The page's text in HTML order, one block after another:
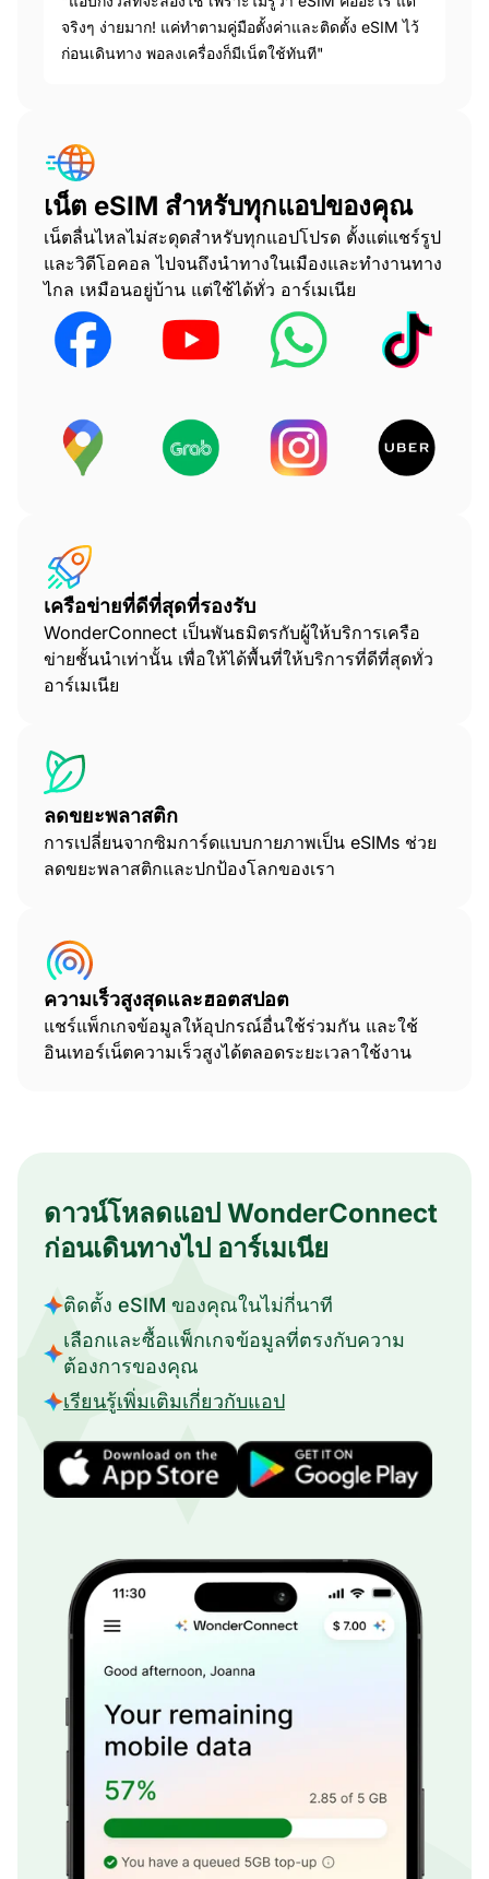
จริงๆ ง่ายมาก! แค่ทำตามคู่มือตั้งค่าและติดตั้ง eSIM ไว้
ก่อนเดินทาง พอลงเครื่องก็มีเน็ตใช้ทันที"
เน็ต eSIM สำหรับทุกแอปของคุณ
เน็ตลื่นไหลไม่สะดุดสำหรับทุกแอปโปรด ตั้งแต่แชร์รูป
และวิดีโอคอล ไปจนถึงนำทางในเมืองและทำงานทาง
ไกล เหมือนอยู่บ้าน แต่ใช้ได้ทั่ว อาร์เมเนีย
เครือข่ายที่ดีที่สุดที่รองรับ
WonderConnect เป็นพันธมิตรกับผู้ให้บริการเครือ
ข่ายชั้นนำเท่านั้น เพื่อให้ได้พื้นที่ให้บริการที่ดีที่สุดทั่ว
อาร์เมเนีย
ลดขยะพลาสติก
การเปลี่ยนจากซิมการ์ดแบบกายภาพเป็น eSIMs ช่วย
ลดขยะพลาสติกและปกป้องโลกของเรา
ความเร็วสูงสุดและฮอตสปอต
แชร์แพ็กเกจข้อมูลให้อุปกรณ์อื่นใช้ร่วมกัน และใช้
อินเทอร์เน็ตความเร็วสูงได้ตลอดระยะเวลาใช้งาน
ดาวน์โหลดแอป WonderConnect
ก่อนเดินทางไป อาร์เมเนีย
ติดตั้ง eSIM ของคุณในไม่กี่นาที
เลือกและซื้อแพ็กเกจข้อมูลที่ตรงกับความ
ต้องการของคุณ
เรียนรู้เพิ่มเติมเกี่ยวกับแอป